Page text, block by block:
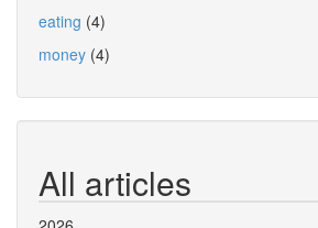
eating (4)
money (4)
All articles